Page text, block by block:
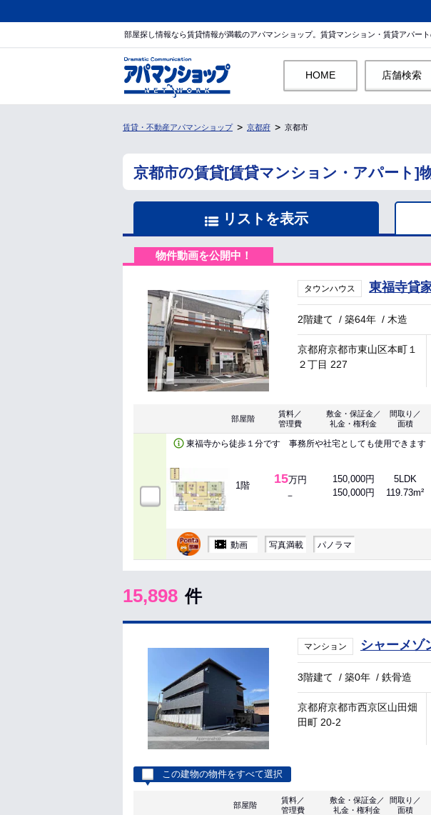
部屋探し情報なら賃貸情報が満載のアパマンショップ。賃貸マンション・賃貸アパート
HOME 店舗検索
賃貸・不動産アパマンショップ 京都府 京都市
京都市の賃貸[賃貸マンション・アパート]
リストを表示
物件動画を公開中！
タウンハウス 東福寺貸
2階建て /築64年 / 木造
京都府京都市東山区本町１
２丁目 227
部屋階
賃料／
管理費
敷金・保証金／
礼金・権利金
間取り／
面積
東福寺から徒歩１分です 事務所や社宅としても使用できます
1階 15万円
－
150,000円
150,000円
5LDK
119.73m²
動画 写真満載 パノラマ
15,898 件
マンション シャーメ
3階建て /築0年 /鉄骨造
京都府京都市西京区山田畑
田町 20-2
この建物の物件をすべて選択
部屋階
賃料／
管理費
敷金・保証金／
礼金・権利金
間取り／
面積